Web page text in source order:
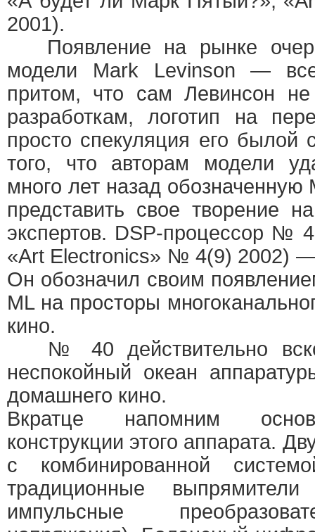
2001).
Появление на рынке
модели Mark Levinson —
притом, что сам Левинсон
разработкам, логотип на
просто спекуляция его былой
того, что авторам модели
много лет назад
представить свое творение
экспертов. DSP-процессор №
«Art Electronics» № 4(9) 2002)
Он обозначил своим
ML на просторы
кино.
№ 40 действительно
неспокойный океан
домашнего кино.
Вкратце напомним
конструкции этого аппарата.
с комбинированной
традиционные
импульсные